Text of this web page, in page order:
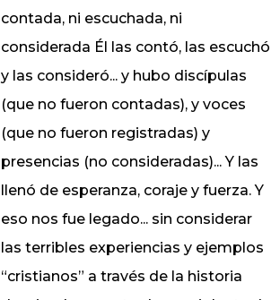
contada, ni escuchada, ni
considerada Él las contó, las escuchó
y las consideró... y hubo discípulas
(que no fueron contadas), y voces
(que no fueron registradas) y
presencias (no consideradas)... Y las
llenó de esperanza, coraje y fuerza. Y
eso nos fue legado... sin considerar
las terribles experiencias y ejemplos
“cristianos” a través de la historia